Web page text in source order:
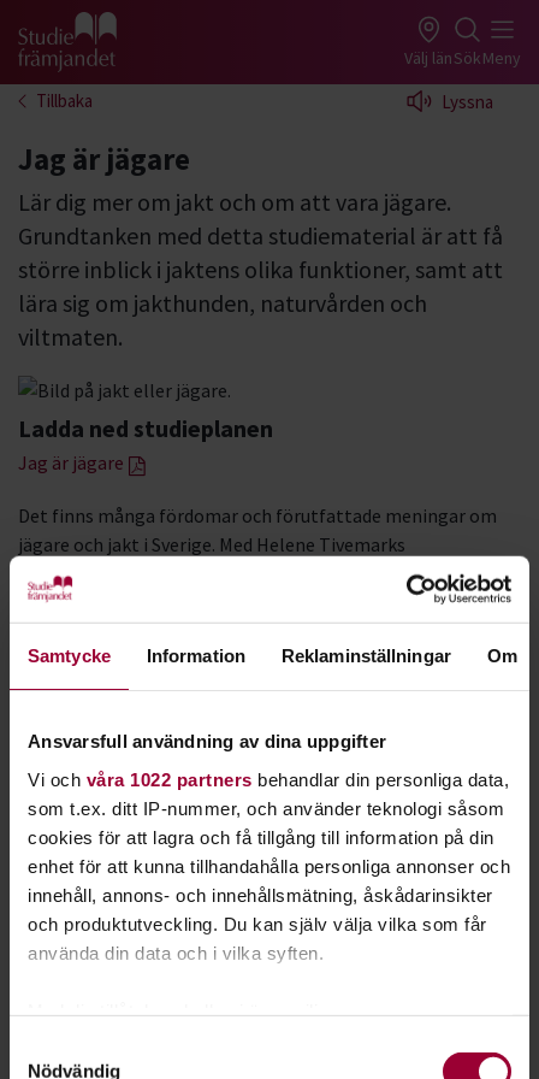
Samtycke Information Reklaminställningar Om
Ansvarsfull användning av dina uppgifter
Vi och våra 1022 partners behandlar din personliga data,
som t.ex. ditt IP-nummer, och använder teknologi såsom
cookies för att lagra och få tillgång till information på din
enhet för att kunna tillhandahålla personliga annonser och
innehåll, annons- och innehållsmätning, åskådarinsikter
och produktutveckling. Du kan själv välja vilka som får
använda din data och i vilka syften.
som kan ha en noggrannhet på upp till flera meter
Nödvändig
Gå till studiefrämjandets startsida Välj länSökMeny
Tillbaka Lyssna
Jag är jägare
Lär dig mer om jakt och om att vara jägare.
Grundtanken med detta studiematerial är att få
större inblick i jaktens olika funktioner, samt att
lära sig om jakthunden, naturvården och
viltmaten.
Ladda ned studieplanen
Jag är jägare
Det finns många fördomar och förutfattade meningar om
jägare och jakt i Sverige. Med Helene Tivemarks
dokumentärserie
som grund presenterar
Studiefrämjandet i samarbete med våra
medlemsorganisationerSvenska Jägareförbundetoch
Svenska Kennelklubbenmaterial som kan användas som
stöd vid studiecirklar eller diskussioner om jakt, jägare, mat,
En studiecirkel består av minst tre deltagare över 13 år.
Handledningen är avsedd att användas som stöd vid
studiecirklar. Det kan vara så att ni är några vänner eller
grannar som på eget initiativ vill anordna en studiecirkel och
träffas hemma hos varandra?
Kontakta i så fall Studiefrämjandet på din ort för att få hjälp
att komma igång! Studieplanen för Jag är jägare omfattar